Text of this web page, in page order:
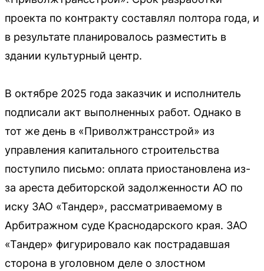
проекта по контракту составлял полтора года, и
в результате планировалось разместить в
здании культурный центр.
В октябре 2025 года заказчик и исполнитель
подписали акт выполненных работ. Однако в
тот же день в «Приволжтрансстрой» из
управления капитального строительства
поступило письмо: оплата приостановлена из-
за ареста дебиторской задолженности АО по
иску ЗАО «Тандер», рассматриваемому в
Арбитражном суде Краснодарского края. ЗАО
«Тандер» фигурировало как пострадавшая
сторона в уголовном деле о злостном